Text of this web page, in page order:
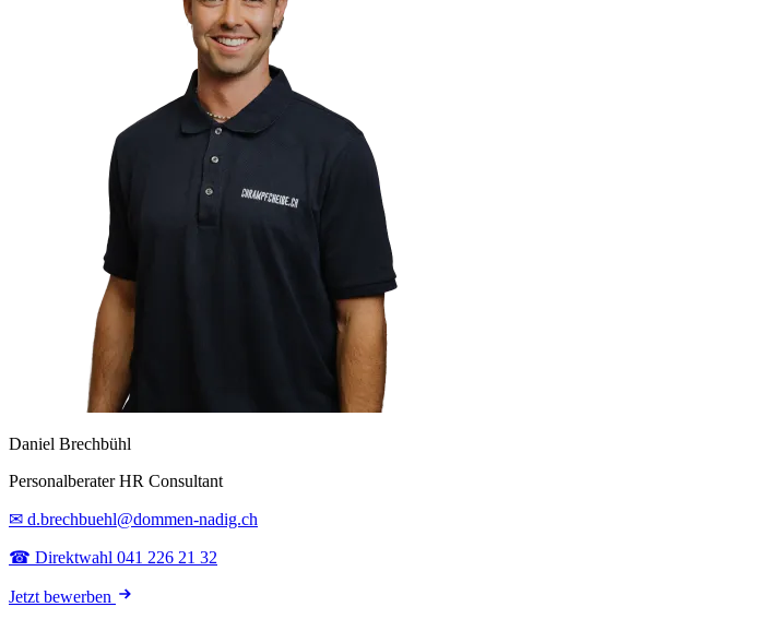
Daniel Brechbühl
Personalberater HR Consultant
✉ d.brechbuehl@dommen-nadig.ch
☎ Direktwahl 041 226 21 32
Jetzt bewerben